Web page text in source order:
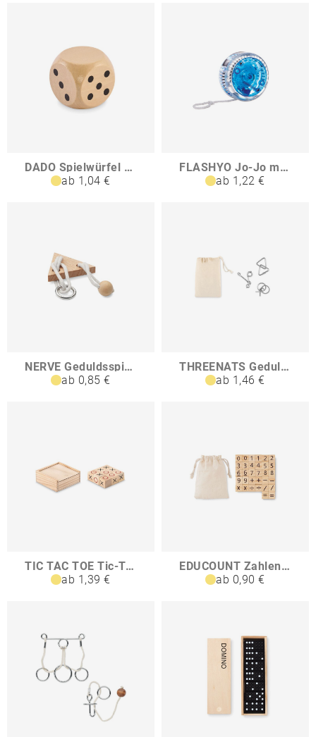
DADO Spielwürfel Schima-Holz Ø 5cm
ab 1,04 €
FLASHYO Jo-Jo mit Licht
ab 1,22 €
NERVE Geduldsspiel Holz Dreieck
ab 0,85 €
THREENATS Geduldsspiele-Set
ab 1,46 €
TIC TAC TOE Tic-Tac-Toe Spiel
ab 1,39 €
EDUCOUNT Zahlen-Lernspiel
ab 0,90 €